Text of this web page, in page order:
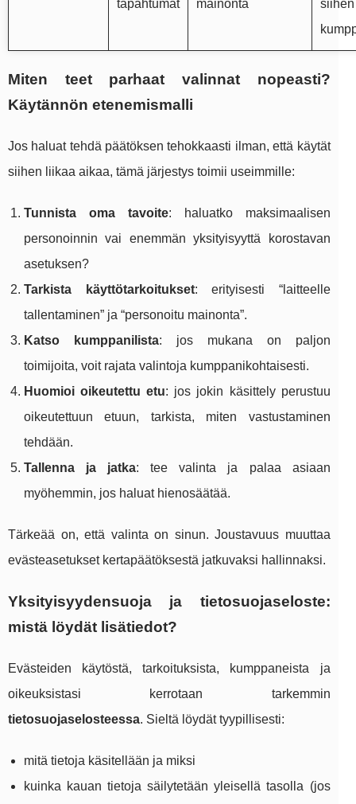
tapahtumat
mainonta
Miten teet parhaat valinnat nopeasti?
Käytännön etenemismalli
Jos haluat tehdä päätöksen tehokkaasti ilman, että käytät
siihen liikaa aikaa, tämä järjestys toimii useimmille:
Tunnista oma tavoite: haluatko maksimaalisen
personoinnin vai enemmän yksityisyyttä korostavan
asetuksen?
Tarkista käyttötarkoitukset: erityisesti “laitteelle
tallentaminen” ja “personoitu mainonta”.
Katso kumppanilista: jos mukana on paljon
toimijoita, voit rajata valintoja kumppanikohtaisesti.
Huomioi oikeutettu etu: jos jokin käsittely perustuu
oikeutettuun etuun, tarkista, miten vastustaminen
tehdään.
Tallenna ja jatka: tee valinta ja palaa asiaan
myöhemmin, jos haluat hienosäätää.
Tärkeää on, että valinta on sinun. Joustavuus muuttaa
evästeasetukset kertapäätöksestä jatkuvaksi hallinnaksi.
Yksityisyydensuoja ja tietosuojaseloste:
mistä löydät lisätiedot?
Evästeiden käytöstä, tarkoituksista, kumppaneista ja
oikeuksistasi kerrotaan tarkemmin
tietosuojaselosteessa. Sieltä löydät tyypillisesti:
mitä tietoja käsitellään ja miksi
kuinka kauan tietoja säilytetään yleisellä tasolla (jos